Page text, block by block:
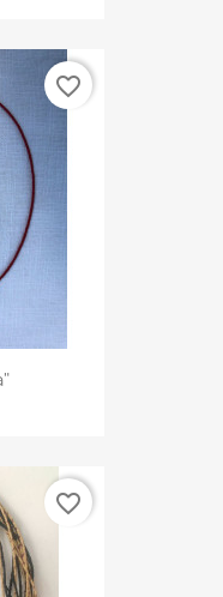
favorite_border
favorite_border